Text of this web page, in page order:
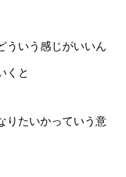
ういう感じがいいん
くと
りたいかっていう意